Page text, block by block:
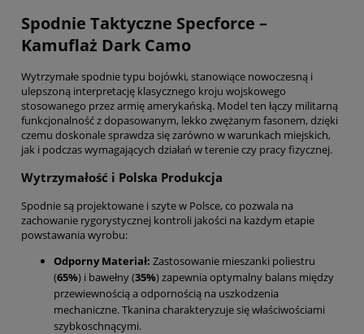
Spodnie Taktyczne Specforce –
Kamuflaż Dark Camo
Wytrzymałe spodnie typu bojówki, stanowiące nowoczesną i
ulepszoną interpretację klasycznego kroju wojskowego
stosowanego przez armię amerykańską. Model ten łączy militarną
funkcjonalność z dopasowanym, lekko zwężanym fasonem, dzięki
czemu doskonale sprawdza się zarówno w warunkach miejskich,
jak i podczas wymagających działań w terenie czy pracy fizycznej.
Wytrzymałość i Polska Produkcja
Spodnie są projektowane i szyte w Polsce, co pozwala na
zachowanie rygorystycznej kontroli jakości na każdym etapie
powstawania wyrobu:
Odporny Materiał: Zastosowanie mieszanki poliestru
(65%) i bawełny (35%) zapewnia optymalny balans między
przewiewnością a odpornością na uszkodzenia
mechaniczne. Tkanina charakteryzuje się właściwościami
szybkoschnącymi.